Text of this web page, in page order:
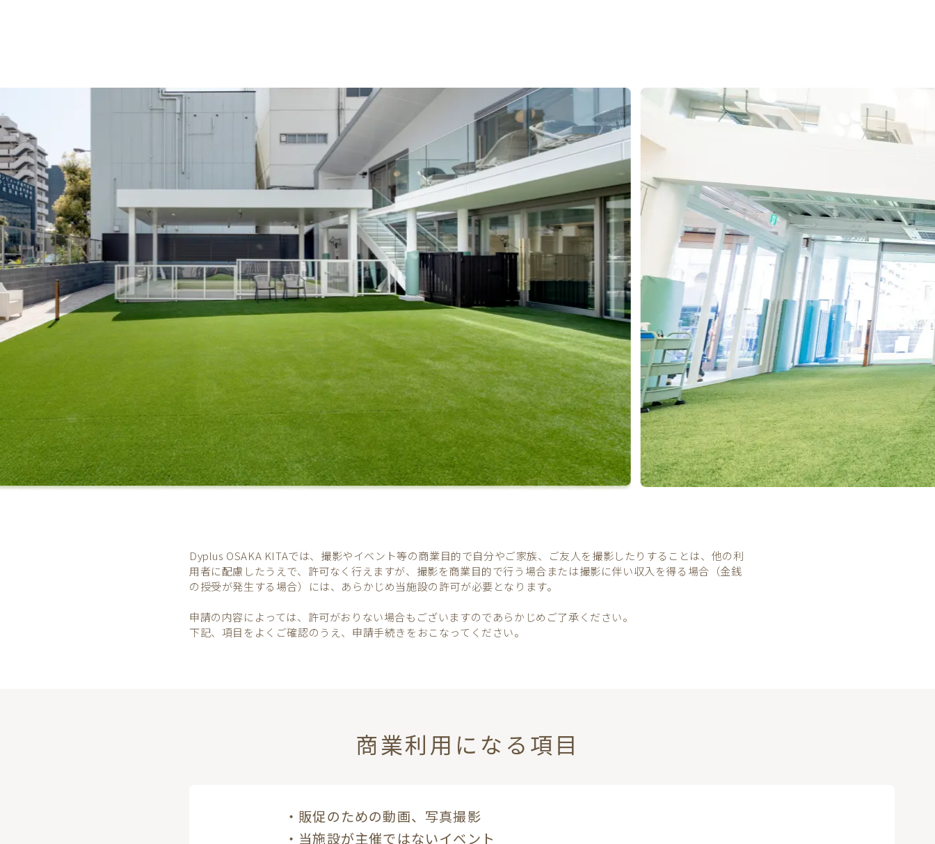
Dyplus OSAKA KITAでは、撮影やイベント等の商業目的で自分やご家族、ご友人を撮影したりすることは、他の利
用者に配慮したうえで、許可なく行えますが、撮影を商業目的で行う場合または撮影に伴い収入を得る場合（金銭
の授受が発生する場合）には、あらかじめ当施設の許可が必要となります。
申請の内容によっては、許可がおりない場合もございますのであらかじめご了承ください。
下記、項目をよくご確認のうえ、申請手続きをおこなってください。
商業利用になる項目
・販促のための動画、写真撮影
・当施設が主催ではないイベント